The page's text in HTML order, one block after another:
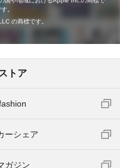
。
の商標です。
トア
ーシェア
ガジン